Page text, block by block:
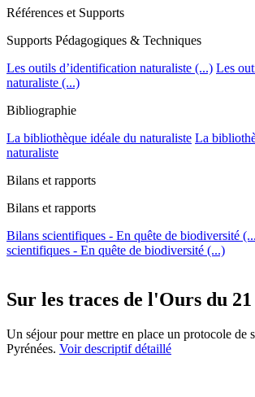
Références et Supports
Supports Pédagogiques & Techniques
Les outils d’identification naturaliste (...) Les
naturaliste (...)
Bibliographie
La bibliothèque idéale du naturaliste La
naturaliste
Bilans et rapports
Bilans et rapports
Bilans scientifiques - En quête de biodiversité
scientifiques - En quête de biodiversité (...)
Sur les traces de l'Ours du
Un séjour pour mettre en place un protocole de
Pyrénées. Voir descriptif détaillé